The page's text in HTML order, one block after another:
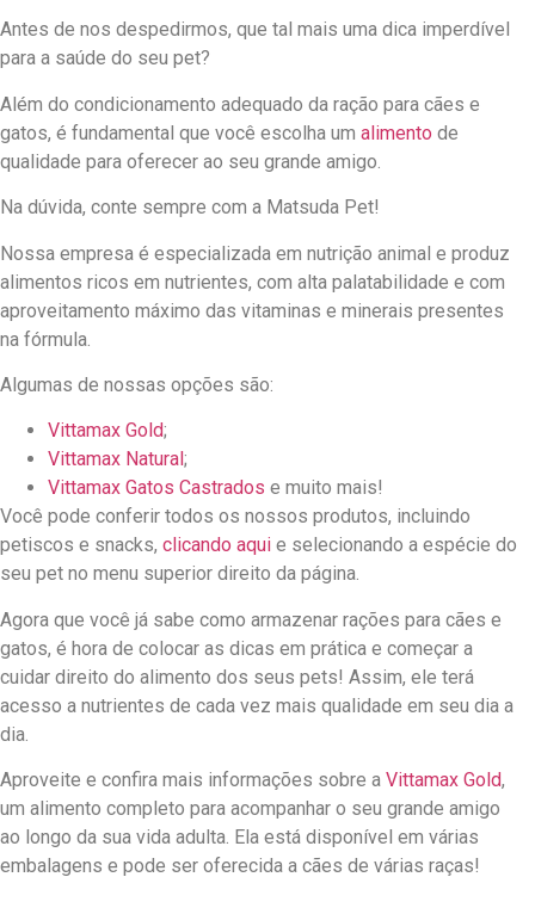
Antes de nos despedirmos, que tal mais uma dica imperdível
para a saúde do seu pet?
Além do condicionamento adequado da ração para cães e
gatos, é fundamental que você escolha um alimento de
qualidade para oferecer ao seu grande amigo.
Na dúvida, conte sempre com a Matsuda Pet!
Nossa empresa é especializada em nutrição animal e produz
alimentos ricos em nutrientes, com alta palatabilidade e com
aproveitamento máximo das vitaminas e minerais presentes
na fórmula.
Algumas de nossas opções são:
Vittamax Gold;
Vittamax Natural ;
Vittamax Gatos Castrados e muito mais!
Você pode conferir todos os nossos produtos, incluindo
petiscos e snacks, clicando aqui e selecionando a espécie do
seu pet no menu superior direito da página.
Agora que você já sabe como armazenar rações para cães e
gatos, é hora de colocar as dicas em prática e começar a
cuidar direito do alimento dos seus pets! Assim, ele terá
acesso a nutrientes de cada vez mais qualidade em seu dia a
dia.
Aproveite e confira mais informações sobre a Vittamax Gold,
um alimento completo para acompanhar o seu grande amigo
ao longo da sua vida adulta. Ela está disponível em várias
embalagens e pode ser oferecida a cães de várias raças!